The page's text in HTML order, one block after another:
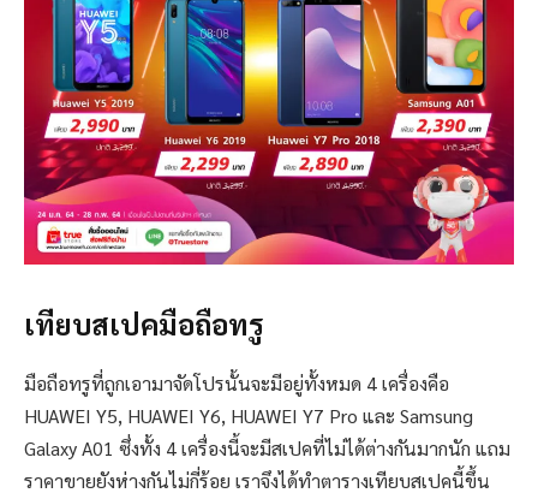
เทียบสเปคมือถือทรู
มือถือทรูที่ถูกเอามาจัดโปรนั้นจะมีอยู่ทั้งหมด 4 เครื่องคือ
HUAWEI Y5, HUAWEI Y6, HUAWEI Y7 Pro และ Samsung
Galaxy A01 ซึ่งทั้ง 4 เครื่องนี้จะมีสเปคที่ไม่ได้ต่างกันมากนัก แถม
ราคาขายยังห่างกันไม่กี่ร้อย เราจึงได้ทำตารางเทียบสเปคนี้ขึ้น